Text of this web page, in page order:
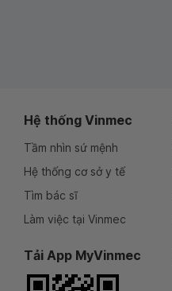
Hệ thống Vinmec
Tầm nhìn sứ mệnh
Hệ thống cơ sở y tế
Tìm bác sĩ
Làm việc tại Vinmec
Tải App MyVinmec